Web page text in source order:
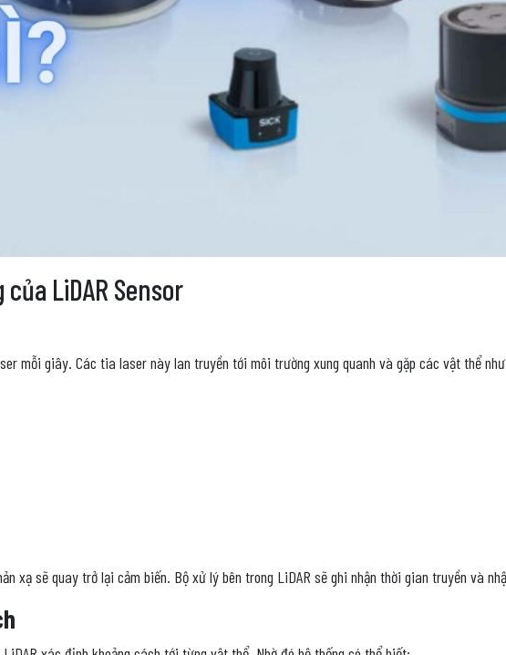
LiDAR Sensor
mỗi giây. Các tia laser này lan truyền tới môi trường xung quanh và gặp các vật thể
xạ sẽ quay trở lại cảm biến. Bộ xử lý bên trong LiDAR sẽ ghi nhận thời gian truyền và